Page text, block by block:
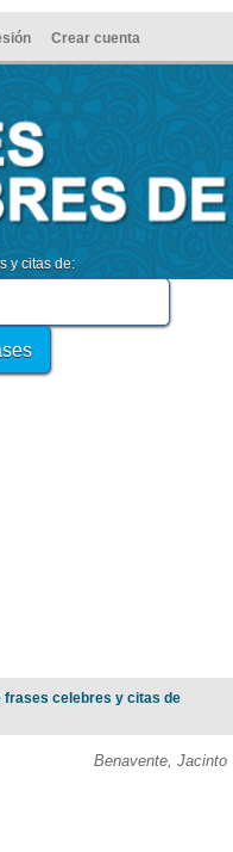
Crear cuenta
y citas de:
frases celebres y citas de
Benavente, Jacinto